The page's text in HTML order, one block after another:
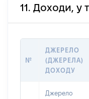
11. Доходи, у
№
ДЖЕРЕЛО
(ДЖЕРЕЛА)
ДОХОДУ
Джерело